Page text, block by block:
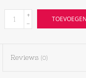
+
-
Reviews (0)